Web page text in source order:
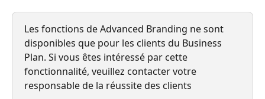
Les fonctions de Advanced Branding ne sont
disponibles que pour les clients du Business
Plan. Si vous êtes intéressé par cette
fonctionnalité, veuillez contacter votre
responsable de la réussite des clients